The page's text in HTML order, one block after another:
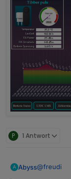
P 1 Antwort
A Abyss@freudi